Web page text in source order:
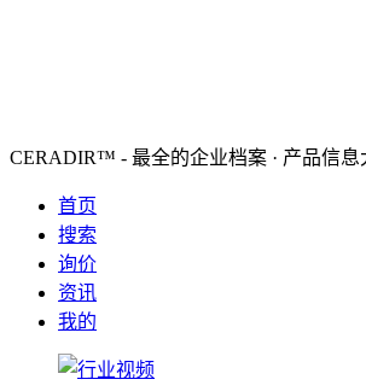
CERADIR™ - 最全的企业档案 · 产品信息
首页
搜索
询价
资讯
我的